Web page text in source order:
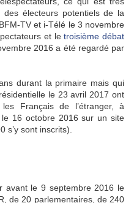
électeurs potentiels de la
TV et i-Télé le 3 novembre
et letroisième débat
2016 a été regardé par
durant la primaire mais qui
le 23 avril 2017 ont
Français de l’étranger, à
le 16 octobre 2016 sur un site
s’y sont inscrits).
avant le 9 septembre 2016 le
de 20 parlementaires, de 240